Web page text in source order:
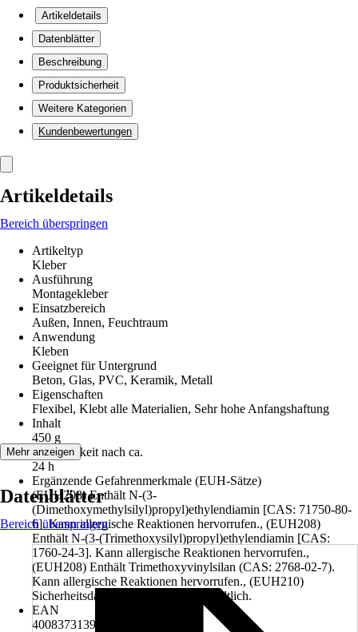
Artikeldetails
Datenblätter
Beschreibung
Produktsicherheit
Weitere Kategorien
Kundenbewertungen
Artikeldetails
Bereich überspringen
Artikeltyp
Kleber
Ausführung
Montagekleber
Einsatzbereich
Außen, Innen, Feuchtraum
Anwendung
Kleben
Geeignet für Untergrund
Beton, Glas, PVC, Keramik, Metall
Eigenschaften
Flexibel, Klebt alle Materialien, Sehr hohe Anfangshaftung
Inhalt
450 g
Endfestigkeit nach ca.
24 h
Ergänzende Gefahrenmerkmale (EUH-Sätze)
(EUH208) Enthält N-(3-
(Dimethoxymethylsilyl)propyl)ethylendiamin [CAS: 71750-80-
6]. Kann allergische Reaktionen hervorrufen., (EUH208)
Enthält N-(3-(Trimethoxysilyl)propyl)ethylendiamin [CAS:
1760-24-3]. Kann allergische Reaktionen hervorrufen.,
(EUH208) Enthält Trimethoxyvinylsilan (CAS: 2768-02-7).
Kann allergische Reaktionen hervorrufen., (EUH210)
Sicherheitsdatenblatt auf Anfrage erhältlich.
EAN
4008373139330
Mehr anzeigen
Datenblätter
Bereich überspringen